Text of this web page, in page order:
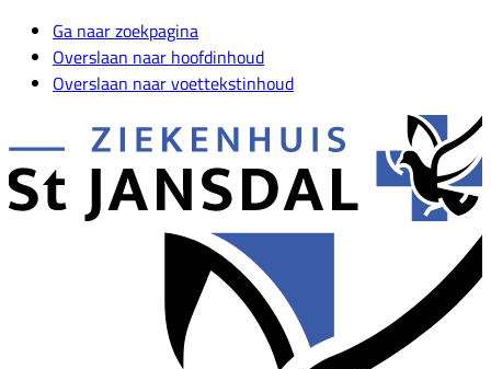
Ga naar zoekpagina
Overslaan naar hoofdinhoud
Overslaan naar voettekstinhoud